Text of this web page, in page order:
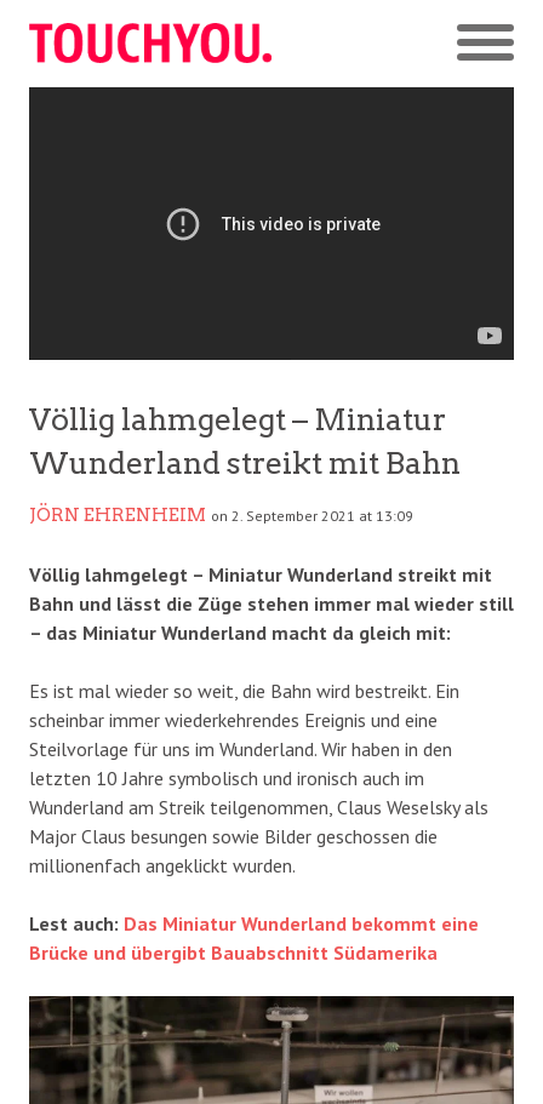
Völlig lahmgelegt – Miniatur
Wunderland streikt mit Bahn
JÖRN EHRENHEIM on 2. September 2021 at 13:09
Völlig lahmgelegt – Miniatur Wunderland streikt mit
Bahn und lässt die Züge stehen immer mal wieder still
– das Miniatur Wunderland macht da gleich mit:
Es ist mal wieder so weit, die Bahn wird bestreikt. Ein
scheinbar immer wiederkehrendes Ereignis und eine
Steilvorlage für uns im Wunderland. Wir haben in den
letzten 10 Jahre symbolisch und ironisch auch im
Wunderland am Streik teilgenommen, Claus Weselsky als
Major Claus besungen sowie Bilder geschossen die
millionenfach angeklickt wurden.
Lest auch: Das Miniatur Wunderland bekommt eine
Brücke und übergibt Bauabschnitt Südamerika